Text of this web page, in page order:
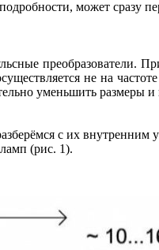
может сразу
преобразователи.
не на
уменьшить
с их внутренним
(рис. 1).